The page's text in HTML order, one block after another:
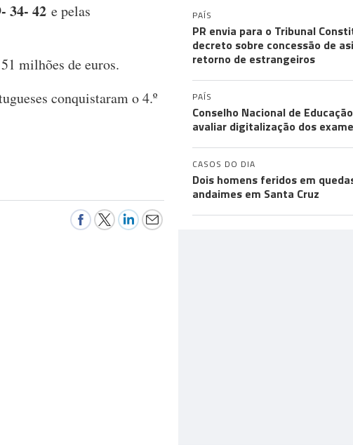
34- 42 e pelas
milhões de euros.
conquistaram o 4.º
PAÍS
PR envia para o Tribunal
decreto sobre concessão de
retorno de estrangeiros
PAÍS
Conselho Nacional de
avaliar digitalização dos
CASOS DO DIA
Dois homens feridos em
andaimes em Santa Cruz